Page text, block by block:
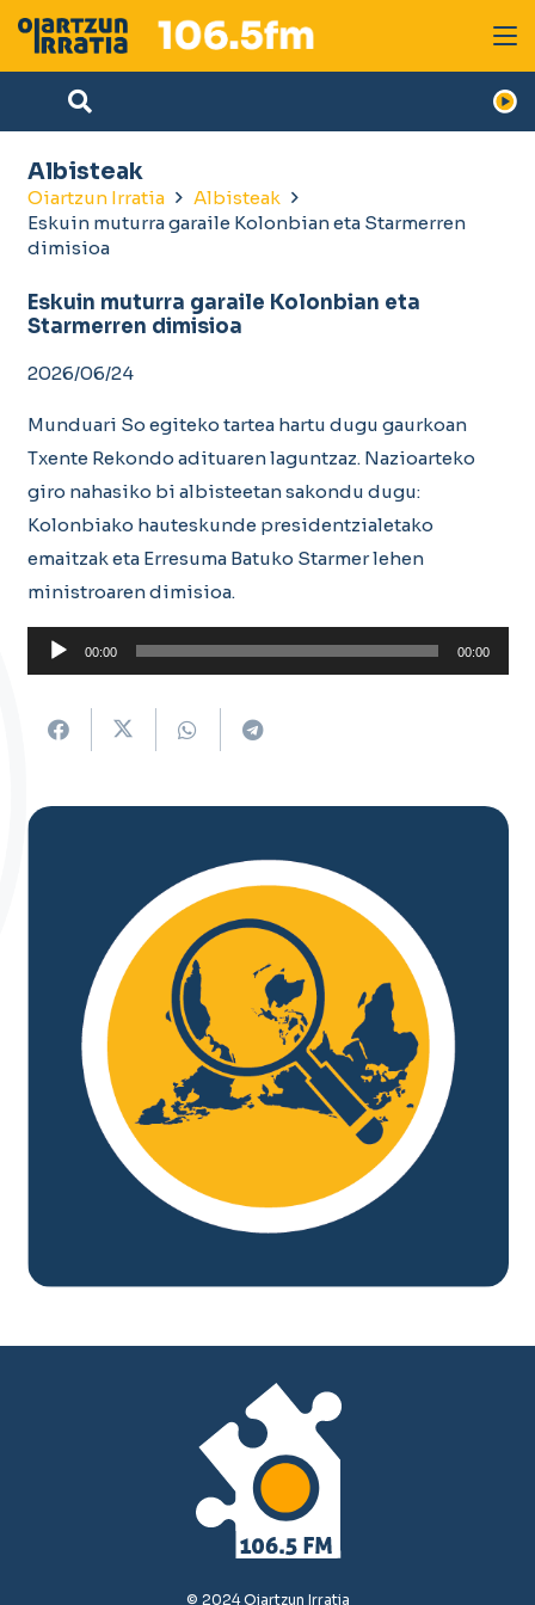
Albisteak
Oiartzun Irratia
Albisteak
Eskuin muturra garaile Kolonbian eta Starmerren
dimisioa
Eskuin muturra garaile Kolonbian eta
Starmerren dimisioa
2026/06/24
Munduari So egiteko tartea hartu dugu gaurkoan
Txente Rekondo adituaren laguntzaz. Nazioarteko
giro nahasiko bi albisteetan sakondu dugu:
Kolonbiako hauteskunde presidentzialetako
emaitzak eta Erresuma Batuko Starmer lehen
ministroaren dimisioa.
Soinu
erreproduzigailua
00:00 00:00
© 2024 Oiartzun Irratia